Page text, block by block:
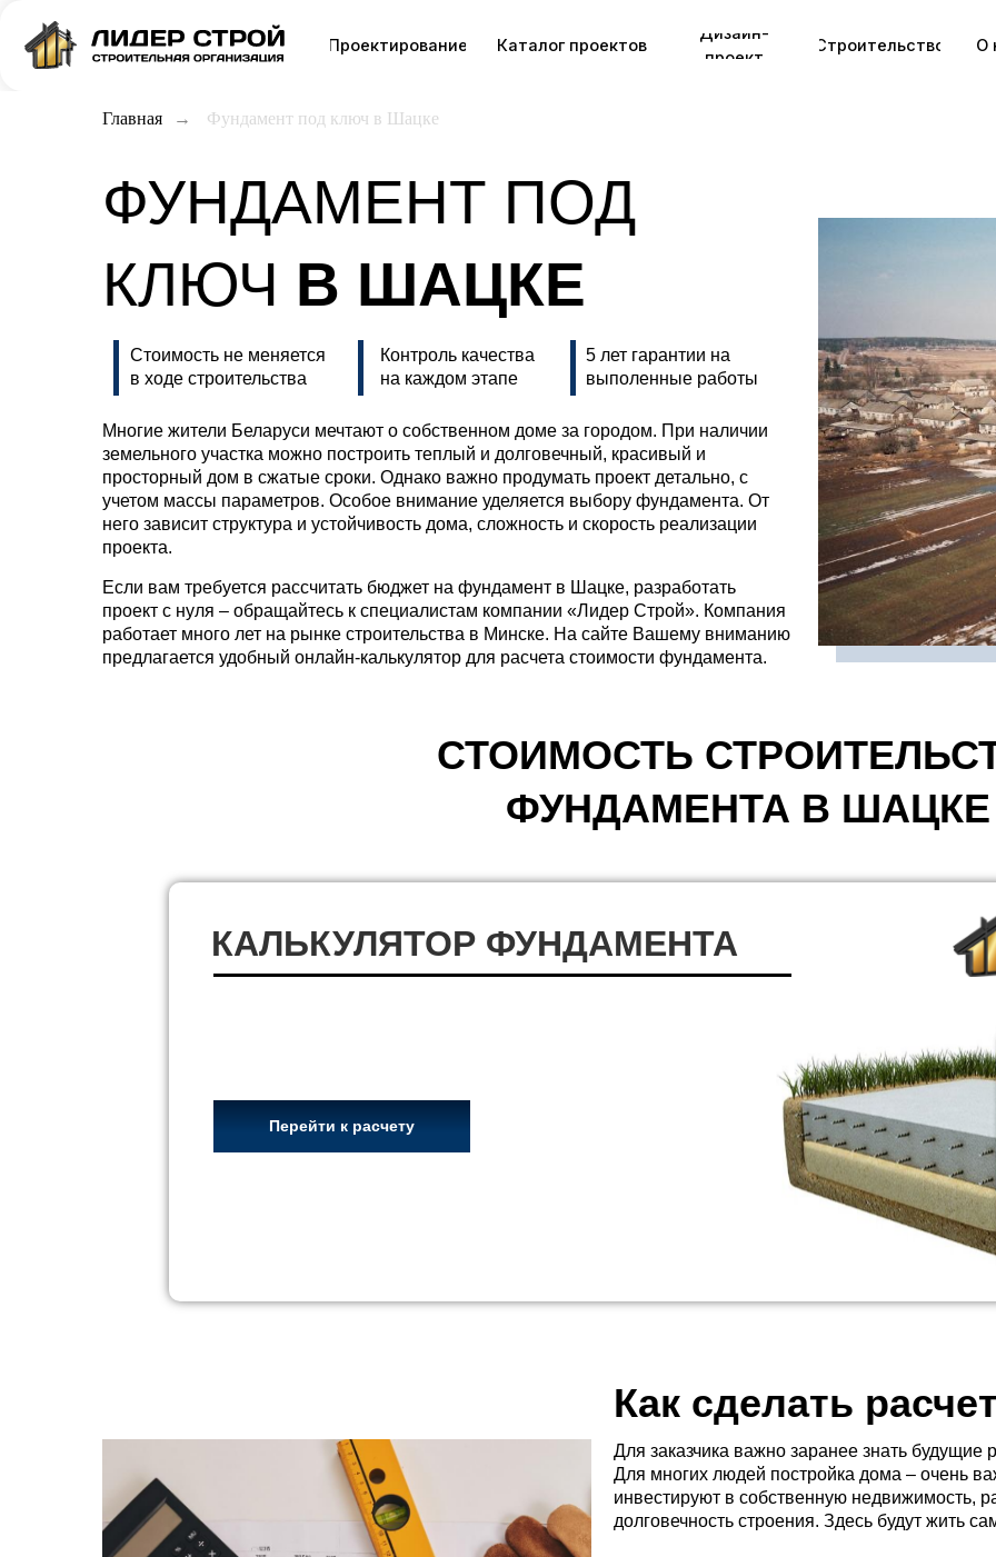
О нас
Строительство
проект
Каталог проектов
Проектирование
Главная → Фундамент под ключ в Шацке
ФУНДАМЕНТ ПОД
КЛЮЧ В ШАЦКЕ
Стоимость не меняется
в ходе строительства
Контроль качества
на каждом этапе
5 лет гарантии на
выполенные работы
Многие жители Беларуси мечтают о собственном доме за городом. При наличии
земельного участка можно построить теплый и долговечный, красивый и
просторный дом в сжатые сроки. Однако важно продумать проект детально, с
учетом массы параметров. Особое внимание уделяется выбору фундамента. От
него зависит структура и устойчивость дома, сложность и скорость реализации
проекта.
Если вам требуется рассчитать бюджет на фундамент в Шацке, разработать
проект с нуля – обращайтесь к специалистам компании «Лидер Строй». Компания
работает много лет на рынке строительства в Минске. На сайте Вашему вниманию
предлагается удобный онлайн-калькулятор для расчета стоимости фундамента.
СТОИМОСТЬ
ФУНДАМЕНТА В ШАЦКЕ
КАЛЬКУЛЯТОР ФУНДАМЕНТА
Перейти к расчету
Как сделать
Для заказчика важно заранее знать
Для многих людей постройка дома – очень
инвестируют в собственную недвижимость,
долговечность строения. Здесь будут жить